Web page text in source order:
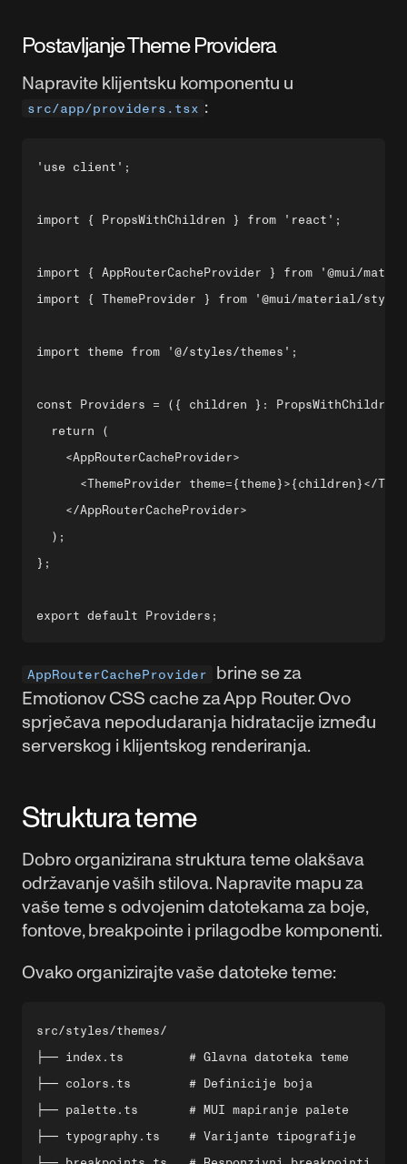
Postavljanje Theme Providera
Napravite klijentsku komponentu u
src/app/providers.tsx :
'use client';
import { PropsWithChildren } from 'react';
import { AppRouterCacheProvider } from '@mui/
import { ThemeProvider } from '@mui/material/
import theme from '@/styles/themes';
const Providers = ({ children }:
  return (
    <AppRouterCacheProvider>
<ThemeProvider theme={theme}>{children}</
    </AppRouterCacheProvider>
  );
};
AppRouterCacheProvider
brine se za
Emotionov CSS cache za App Router. Ovo
sprječava nepodudaranja hidratacije između
serverskog i klijentskog renderiranja.
Struktura teme
Dobro organizirana struktura teme olakšava
održavanje vaših stilova. Napravite mapu za
vaše teme s odvojenim datotekama za boje,
fontove, breakpointe i prilagodbe komponenti.
Ovako organizirajte vaše datoteke teme:
src/styles/themes/
├── index.ts         # Glavna datoteka teme
├── colors.ts        # Definicije boja
├── palette.ts       # MUI mapiranje palete
├── typography.ts    # Varijante tipografije